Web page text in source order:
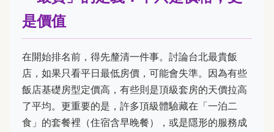
是價值
在開始排名前，得先釐清一件事。討論台北最貴飯
店，如果只看平日最低房價，可能會失準。因為有些
飯店基礎房型定價高，有些則是頂級套房的天價拉高
了平均。更重要的是，許多頂級體驗藏在「一泊二
食」的套餐裡（住宿含早晚餐），或是隱形的服務成